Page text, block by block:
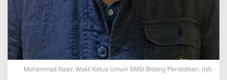
Mohammad Nasir, Wakil Ketua Umum SMSI Bidang Pendidikan. (ist)